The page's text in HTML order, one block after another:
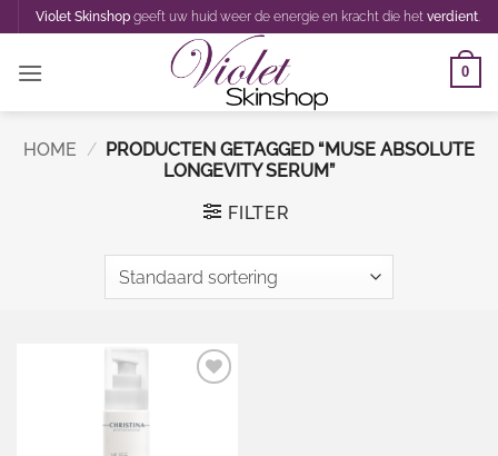
naar
inhoud
Violet Skinshopgeeft uw huid weer de energie en kracht die het verdient.
0
HOME / PRODUCTEN GETAGGED “MUSE ABSOLUTE
LONGEVITY SERUM”
FILTER